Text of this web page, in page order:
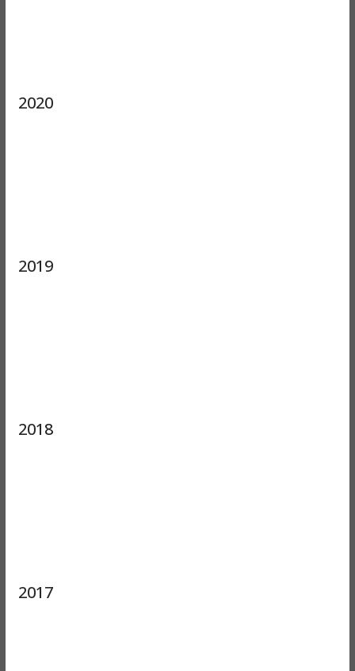
2020
2019
2018
2017